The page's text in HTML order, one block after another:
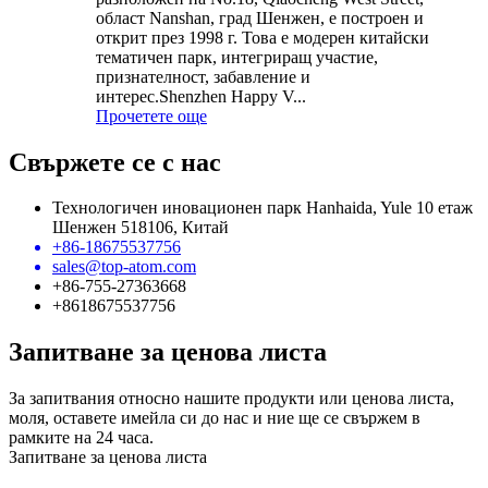
област Nanshan, град Шенжен, е построен и
открит през 1998 г. Това е модерен китайски
тематичен парк, интегриращ участие,
признателност, забавление и
интерес.Shenzhen Happy V...
Прочетете още
Свържете се с нас
Технологичен иновационен парк Hanhaida, Yule 10 етаж
Шенжен 518106, Китай
+86-18675537756
sales@top-atom.com
+86-755-27363668
+8618675537756
Запитване за ценова листа
За запитвания относно нашите продукти или ценова листа,
моля, оставете имейла си до нас и ние ще се свържем в
рамките на 24 часа.
Запитване за ценова листа